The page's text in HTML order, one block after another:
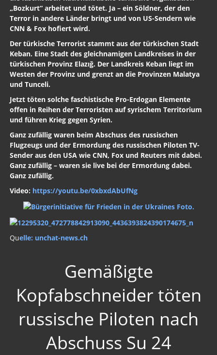
„Bozkurt“ arbeitet und tötet. Ja – ein Söldner, der den
Terror in andere Länder bringt und von US-Sendern wie
CNN & Fox hofiert wird.
Der türkische Terrorist stammt aus der türkischen Stadt
Keban. Eine Stadt des gleichnamigen Landkreises in der
türkischen Provinz Elazığ. Der Landkreis Keban liegt im
Westen der Provinz und grenzt an die Provinzen Malatya
und Tunceli.
Jetzt töten solche faschistische Pro-Erdogan Elemente
offen in Reihen der Terroristen auf syrischem Territorium
und führen Krieg gegen Syrien.
Ganz zufällig waren beim Abschuss des russischen
Flugzeugs und der Ermordung des russischen Piloten TV-
Sender aus den USA wie CNN, Fox und Reuters mit dabei.
Ganz zufällig – waren sie live bei der Ermordung dabei.
Ganz zufällig.
Video: https://youtu.be/0xbxdAbUfNg
Quelle: unchat-news.ch
Gemäßigte
Kopfabschneider töten
russische Piloten nach
Abschuss Su 24